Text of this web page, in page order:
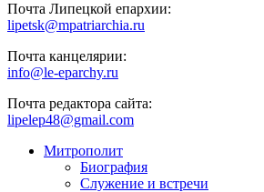
Почта Липецкой епархии:
lipetsk@mpatriarchia.ru
Почта канцелярии:
info@le-eparchy.ru
Почта редактора сайта:
lipelep48@gmail.com
Митрополит
Биография
Служение и встречи